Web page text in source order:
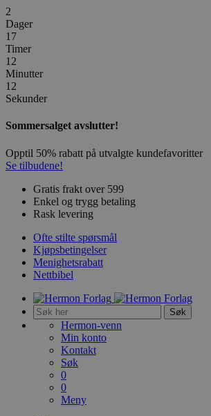
2
Dager
17
Timer
12
Minutter
12
Sekunder
Sommersalget avslutter!
Opptil 50% rabatt på utvalgte kundefavoritter
Se tilbudene!
Gratis frakt over 599
Enkel og trygg betaling
Rask levering
Ofte stilte spørsmål
Kjøpsbetingelser
Menighetsrabatt
Nettbibel
Søk
Hermon-venn
Min konto
Kontakt
Søk
0
0
Meny